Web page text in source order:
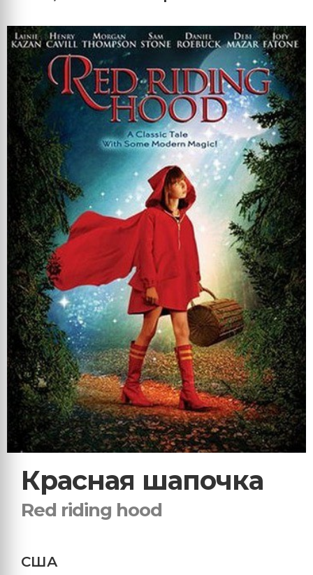
Красная шапочка
Red riding hood
США